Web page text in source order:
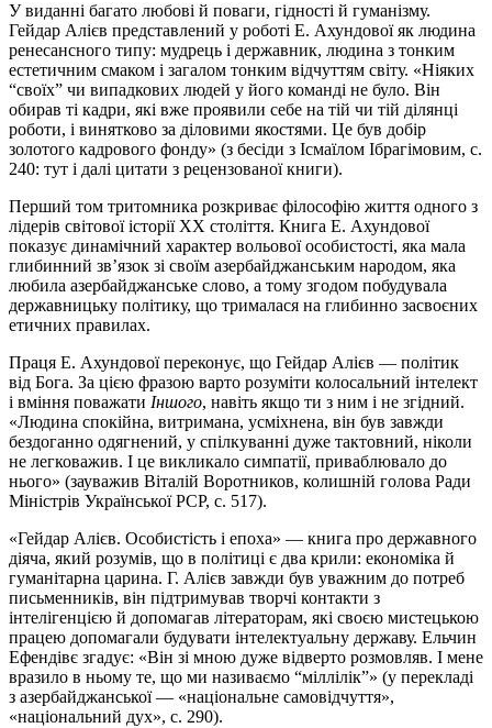
У виданні багато любові й поваги, гідності й гуманізму.
Гейдар Алієв представлений у роботі Е. Ахундової як людина
ренесансного типу: мудрець і державник, людина з тонким
естетичним смаком і загалом тонким відчуттям світу. «Ніяких
“своїх” чи випадкових людей у його команді не було. Він
обирав ті кадри, які вже проявили себе на тій чи тій ділянці
роботи, і винятково за діловими якостями. Це був добір
золотого кадрового фонду» (з бесіди з Ісмаїлом Ібрагімовим, с.
240: тут і далі цитати з рецензованої книги).
Перший том тритомника розкриває філософію життя одного з
лідерів світової історії ХХ століття. Книга Е. Ахундової
показує динамічний характер вольової особистості, яка мала
глибинний зв’язок зі своїм азербайджанським народом, яка
любила азербайджанське слово, а тому згодом побудувала
державницьку політику, що трималася на глибинно засвоєних
етичних правилах.
Праця Е. Ахундової переконує, що Гейдар Алієв — політик
від Бога. За цією фразою варто розуміти колосальний інтелект
і вміння поважати Іншого, навіть якщо ти з ним і не згідний.
«Людина спокійна, витримана, усміхнена, він був завжди
бездоганно одягнений, у спілкуванні дуже тактовний, ніколи
не легковажив. І це викликало симпатії, приваблювало до
нього» (зауважив Віталій Воротников, колишній голова Ради
Міністрів Української РСР, с. 517).
«Гейдар Алієв. Особистість і епоха» — книга про державного
діяча, який розумів, що в політиці є два крили: економіка й
гуманітарна царина. Г. Алієв завжди був уважним до потреб
письменників, він підтримував творчі контакти з
інтелігенцією й допомагав літераторам, які своєю мистецькою
працею допомагали будувати інтелектуальну державу. Ельчин
Ефендівє згадує: «Він зі мною дуже відверто розмовляв. І мене
вразило в ньому те, що ми називаємо “міллілік”» (у перекладі
з азербайджанської — «національне самовідчуття»,
«національний дух», с. 290).